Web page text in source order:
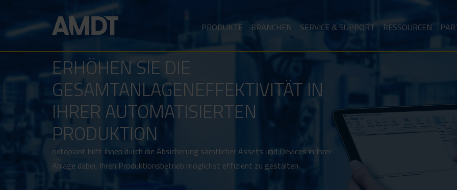
PRODUKTE BRANCHEN SERVICE & SUPPORT RESSOURCEN
ERHÖHEN SIE DIE
GESAMTANLAGENEFFEKTIVITÄT IN
IHRER AUTOMATISIERTEN
PRODUKTION
octoplant hilft Ihnen durch die Absicherung sämtlicher Assets und Devices in Ihrer
Anlage dabei, Ihren Produktionsbetrieb möglichst effizient zu gestalten.